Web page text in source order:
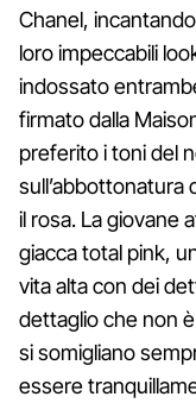
Chanel,
loro impeccabili
indossato
firmato dalla
preferito i toni del
sull’abbottonatura
il rosa. La giovane
giacca total pink,
vita alta con dei
dettaglio che non
si somigliano
essere